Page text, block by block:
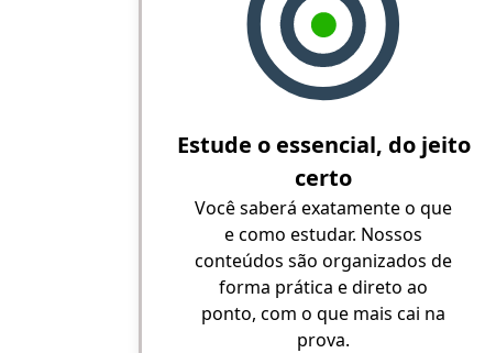
Estude o essencial, do jeito
certo
Você saberá exatamente o que
e como estudar. Nossos
conteúdos são organizados de
forma prática e direto ao
ponto, com o que mais cai na
prova.